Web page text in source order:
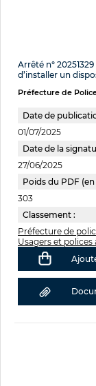
Arrêté n°
d’installer un
Préfecture de
Date de
01/07/2025
Date de la
27/06/2025
Poids du PDF (en
303
Classement :
Préfecture de
Usagers et